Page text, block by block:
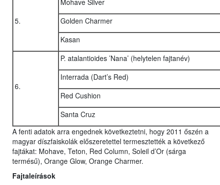
5.
Mohave Silver
Golden Charmer
Kasan
6.
P. atalantioides ’Nana’ (helytelen fajtanév)
Interrada (Dart’s Red)
Red Cushion
Santa Cruz
A fenti adatok arra engednek következtetni, hogy 2011 őszén a
magyar díszfaiskolák előszeretettel termesztették a következő
fajtákat: Mohave, Teton, Red Column, Soleil d’Or (sárga
termésű), Orange Glow, Orange Charmer.
Fajtaleírások